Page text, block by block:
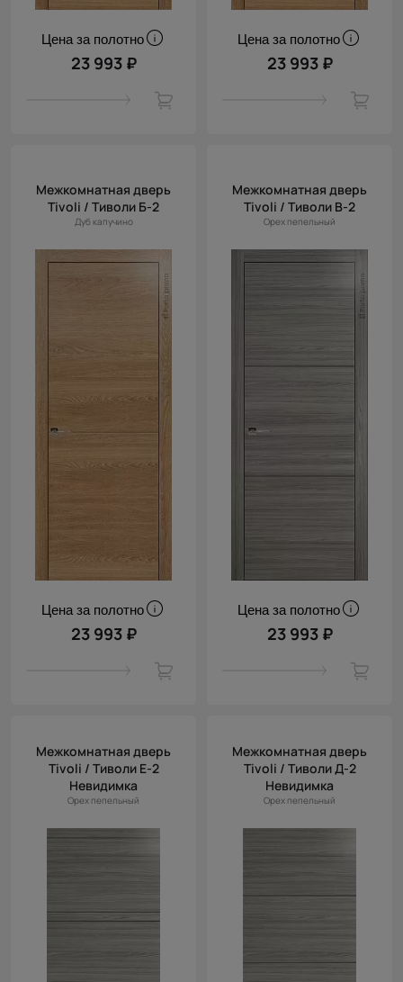
Цена за полотно
23 993 ₽
Цена за полотно
23 993 ₽
Межкомнатная дверь
Tivoli / Тиволи Б-2
Дуб капучино
Цена за полотно
23 993 ₽
Межкомнатная дверь
Tivoli / Тиволи В-2
Орех пепельный
Цена за полотно
23 993 ₽
Межкомнатная дверь
Tivoli / Тиволи Е-2
Невидимка
Орех пепельный
Межкомнатная дверь
Tivoli / Тиволи Д-2
Невидимка
Орех пепельный